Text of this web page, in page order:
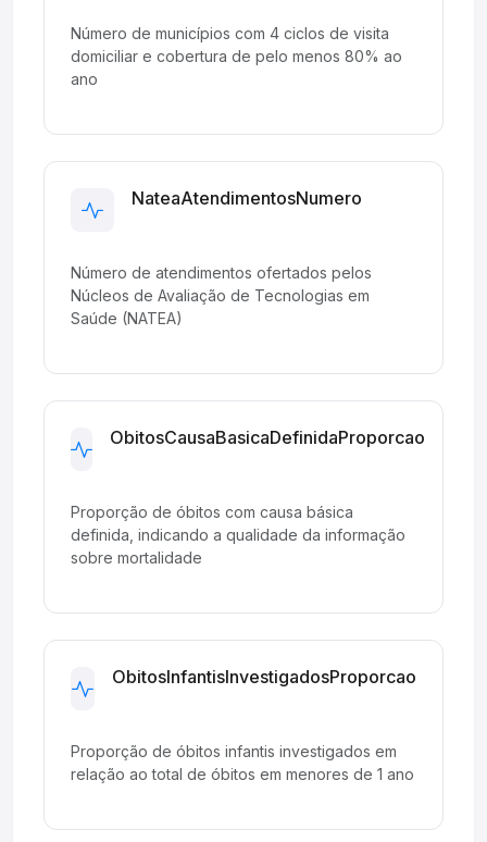
Número de municípios com 4 ciclos de visita
domiciliar e cobertura de pelo menos 80% ao
ano
NateaAtendimentosNumero
Número de atendimentos ofertados pelos
Núcleos de Avaliação de Tecnologias em
Saúde (NATEA)
ObitosCausaBasicaDefinidaProporcao
Proporção de óbitos com causa básica
definida, indicando a qualidade da informação
sobre mortalidade
ObitosInfantisInvestigadosProporcao
Proporção de óbitos infantis investigados em
relação ao total de óbitos em menores de 1 ano